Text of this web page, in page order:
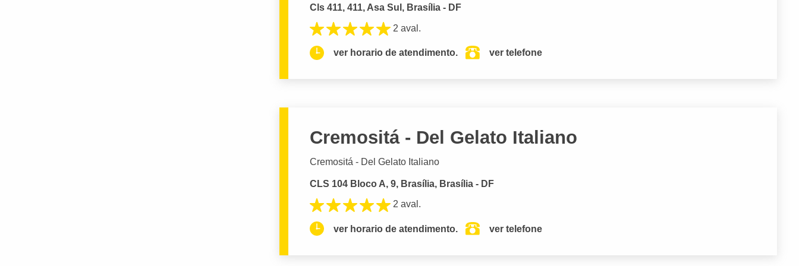
Cls 411, 411, Asa Sul, Brasília - DF
2 aval.
ver horario de atendimento. ver telefone
Cremositá - Del Gelato Italiano
Cremositá - Del Gelato Italiano
CLS 104 Bloco A, 9, Brasília, Brasília - DF
2 aval.
ver horario de atendimento. ver telefone